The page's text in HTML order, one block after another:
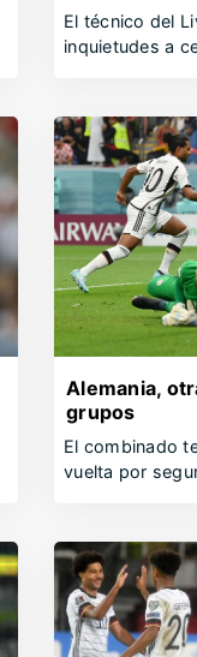
El técnico del
inquietudes a
Alemania,
grupos
El combinado
vuelta por